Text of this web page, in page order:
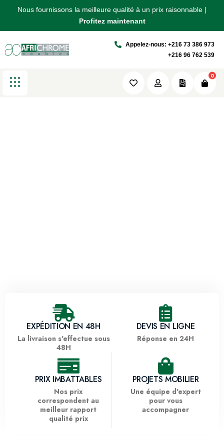
Nous fournissons la meilleure qualité à un prix raisonnable |
Profitez maintenant
Nous fournissons la meilleure qualité à un prix raisonnable |
Profitez maintenant
Nous fournissons la meilleure qualité à un prix raisonnable |
Profitez maintenant
Appelez-nous: +216 73 386 973
+216 96 762 539
0
Standard List
Africhrome Portfolio
EXPÉDITION EN 48H
La livraison s'effectue sous
48H
DEVIS EN LIGNE
Réponse en 24H
PRIX IMBATTABLES
Nos prix
correspondent au
meilleur rapport
qualité prix
PROJETS MOBILIER
Une équipe d'expert
pour vous
accompagner